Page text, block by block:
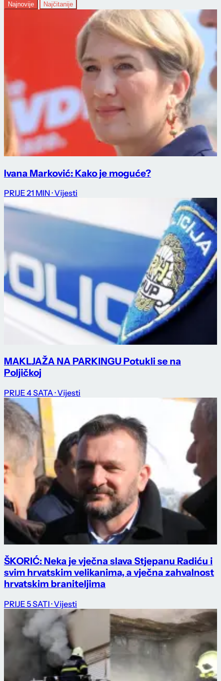
Najnovije Najčitanije
Ivana Marković: Kako je moguće?
PRIJE 21 MIN · Vijesti
MAKLJAŽA NA PARKINGU Potukli se na
Poljičkoj
PRIJE 4 SATA · Vijesti
ŠKORIĆ: Neka je vječna slava Stjepanu Radiću i
svim hrvatskim velikanima, a vječna zahvalnost
hrvatskim braniteljima
PRIJE 5 SATI · Vijesti